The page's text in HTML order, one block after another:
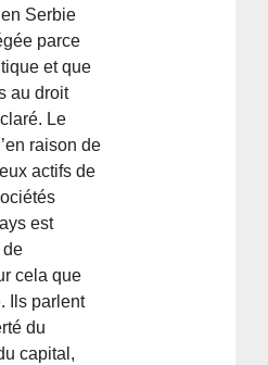
Serbie
parce
et que
au droit
Le
raison de
actifs de
est
de
cela que
Ils parlent
du
capital,